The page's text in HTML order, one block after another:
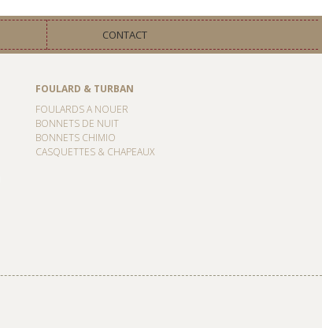
CONTACT
FOULARD & TURBAN
FOULARDS A NOUER
BONNETS DE NUIT
BONNETS CHIMIO
CASQUETTES & CHAPEAUX